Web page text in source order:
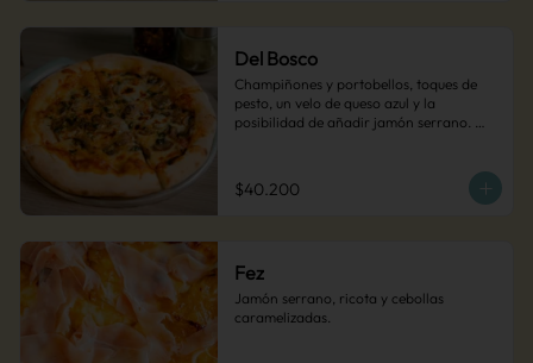
Del Bosco
Champiñones y portobellos, toques de
pesto, un velo de queso azul y la
posibilidad de añadir jamón serrano.
$40.200
Fez
Jamón serrano, ricota y cebollas
caramelizadas.